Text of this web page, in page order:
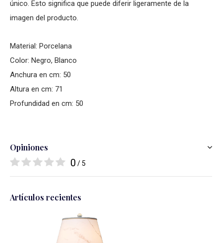
único. Esto significa que puede diferir ligeramente de la
imagen del producto.
Material: Porcelana
Color: Negro, Blanco
Anchura en cm: 50
Altura en cm: 71
Profundidad en cm: 50
Opiniones
0 / 5
Artículos recientes